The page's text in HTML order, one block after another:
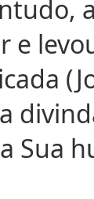
e
Sua